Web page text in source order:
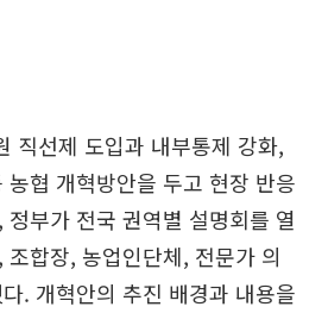
직선제 도입과 내부통제 강화,
협 개혁방안을 두고 현장 반응
부가 전국 권역별 설명회를 열
합장, 농업인단체, 전문가 의
. 개혁안의 추진 배경과 내용을